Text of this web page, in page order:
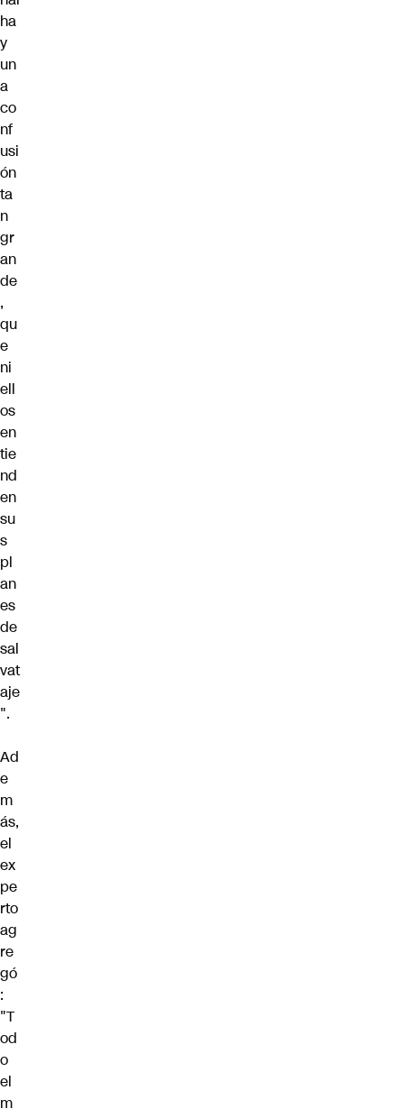
ha
y
un
a
co
nf
usi
ón
ta
n
gr
an
de
,
qu
e
ni
ell
os
en
tie
nd
en
su
s
pl
an
es
de
sal
vat
aje
".
Ad
e
m
ás,
el
ex
pe
rto
ag
re
gó
:
"T
od
o
el
m